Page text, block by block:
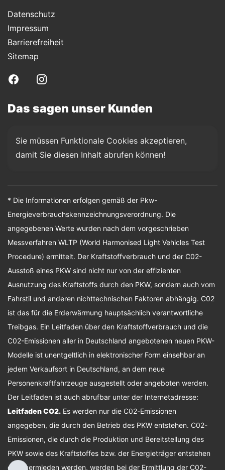
Datenschutz
Impressum
Barrierefreiheit
Sitemap
Das sagen unser Kunden
Sie müssen Funktionale Cookies akzeptieren,
damit Sie diesen Inhalt abrufen können!
* Die Informationen erfolgen gemäß der Pkw-
Energieverbrauchskennzeichnungsverordnung. Die
angegebenen Werte wurden nach dem vorgeschrieben
Messverfahren WLTP (World Harmonised Light Vehicles Test
Procedure) ermittelt. Der Kraftstoffverbrauch und der C02-
Ausstoß eines PKW sind nicht nur von der effizienten
Ausnutzung des Kraftstoffs durch den PKW, sondern auch vom
Fahrstil und anderen nichttechnischen Faktoren abhängig. C02
ist das für die Erderwärmung hauptsächlich verantwortliche
Treibgas. Ein Leitfaden über den Kraftstoffverbrauch und die
C02-Emissionen aller in Deutschland angebotenen neuen PKW-
Modelle ist unentgeltlich in elektronischer Form einsehbar an
jedem Verkaufsort in Deutschland, an dem neue
Personenkraftfahrzeuge ausgestellt oder angeboten werden.
Der Leitfaden ist auch abrufbar unter der Internetadresse:
Leitfaden CO2. Es werden nur die C02-Emissionen
angegeben, die durch den Betrieb des PKW entstehen. C02-
Emissionen, die durch die Produktion und Bereitstellung des
PKW sowie des Kraftstoffes bzw. der Energieträger entstehen
oder vermieden werden, werden bei der Ermittlung der C02-